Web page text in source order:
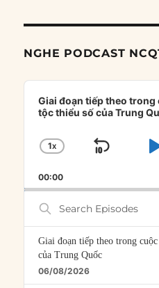
NGHE PODCAST
Audio
Player
Giai đoạn tiếp theo trong
tộc thiểu số của Trung
CHANGE
RATE
1X
SKIP
00:00
Search
Episodes
Giai đoạn tiếp theo trong
của Trung Quốc
06/08/2026